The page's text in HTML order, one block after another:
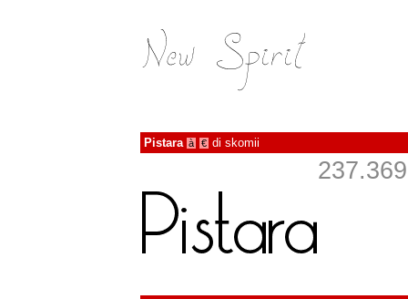
Pistara à € di skomii